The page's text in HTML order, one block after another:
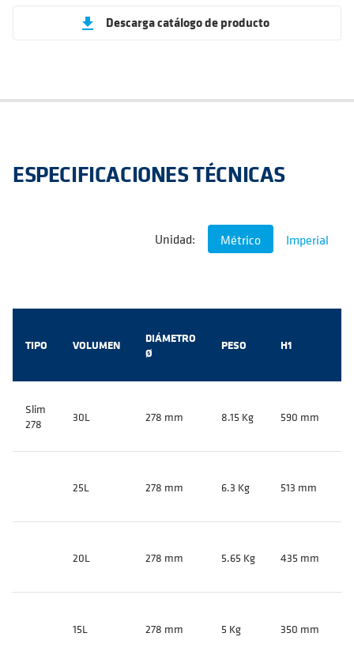
get_app Descarga catálogo de producto
ESPECIFICACIONES TÉCNICAS
Unidad: Métrico Imperial
TIPO VOLUMEN
DIÁMETRO
Ø
PESO H1
Slim
278
30L 278 mm 8.15 Kg 590 mm
25L 278 mm 6.3 Kg 513 mm
20L 278 mm 5.65 Kg 435 mm
15L 278 mm 5 Kg 350 mm